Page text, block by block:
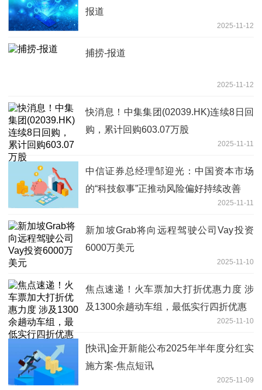
报道
2025-11-12
捕捞-报道
2025-11-12
快消息！中集集团(02039.HK)连续8日回
购，累计回购603.07万股
2025-11-11
中信证券总经理邹迎光：中国资本市场
的“科技叙事”正推动风险偏好持续改善
2025-11-11
新加坡Grab将向远程驾驶公司Vay投资
6000万美元
2025-11-10
焦点速递！火车票加大打折优惠力度 涉
及1300余趟动车组，最低实行四折优惠
2025-11-10
[快讯]金开新能公布2025年半年度分红实
施方案-焦点短讯
2025-11-09